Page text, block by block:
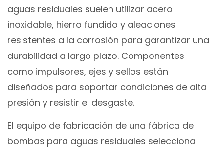
aguas residuales suelen utilizar acero
inoxidable, hierro fundido y aleaciones
resistentes a la corrosión para garantizar una
durabilidad a largo plazo. Componentes
como impulsores, ejes y sellos están
diseñados para soportar condiciones de alta
presión y resistir el desgaste.
El equipo de fabricación de una fábrica de
bombas para aguas residuales selecciona